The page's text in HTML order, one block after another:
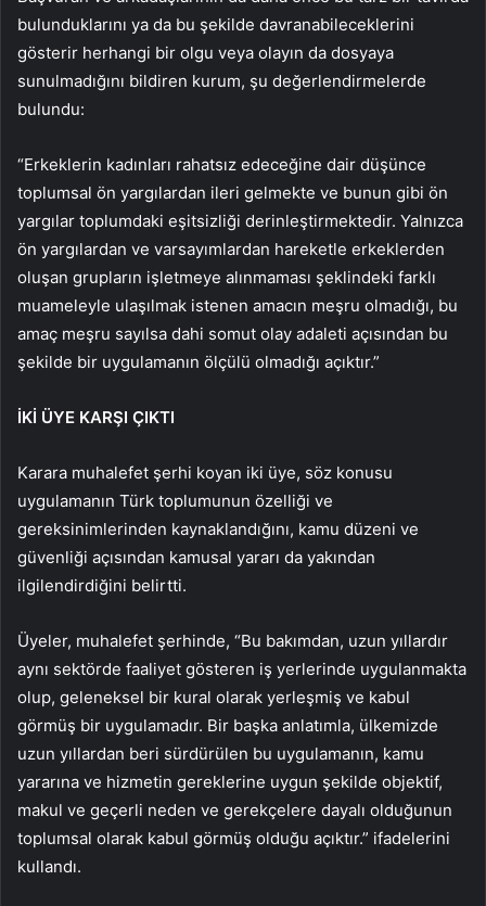
bulunduklarını ya da bu şekilde davranabileceklerini
gösterir herhangi bir olgu veya olayın da dosyaya
sunulmadığını bildiren kurum, şu değerlendirmelerde
bulundu:
“Erkeklerin kadınları rahatsız edeceğine dair düşünce
toplumsal ön yargılardan ileri gelmekte ve bunun gibi ön
yargılar toplumdaki eşitsizliği derinleştirmektedir. Yalnızca
ön yargılardan ve varsayımlardan hareketle erkeklerden
oluşan grupların işletmeye alınmaması şeklindeki farklı
muameleyle ulaşılmak istenen amacın meşru olmadığı, bu
amaç meşru sayılsa dahi somut olay adaleti açısından bu
şekilde bir uygulamanın ölçülü olmadığı açıktır.”
İKİ ÜYE KARŞI ÇIKTI
Karara muhalefet şerhi koyan iki üye, söz konusu
uygulamanın Türk toplumunun özelliği ve
gereksinimlerinden kaynaklandığını, kamu düzeni ve
güvenliği açısından kamusal yararı da yakından
ilgilendirdiğini belirtti.
Üyeler, muhalefet şerhinde, “Bu bakımdan, uzun yıllardır
aynı sektörde faaliyet gösteren iş yerlerinde uygulanmakta
olup, geleneksel bir kural olarak yerleşmiş ve kabul
görmüş bir uygulamadır. Bir başka anlatımla, ülkemizde
uzun yıllardan beri sürdürülen bu uygulamanın, kamu
yararına ve hizmetin gereklerine uygun şekilde objektif,
makul ve geçerli neden ve gerekçelere dayalı olduğunun
toplumsal olarak kabul görmüş olduğu açıktır.” ifadelerini
kullandı.